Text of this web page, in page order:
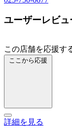
ユーザーレビュ
この店舗を応援す
ここから応援
詳細を見る